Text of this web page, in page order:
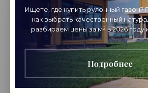
Ищете, где купить рулонный газон?
как выбрать качественный
разбираем цены за м² в 2026 году
почему стоит покупать
производителя.
Подробнее